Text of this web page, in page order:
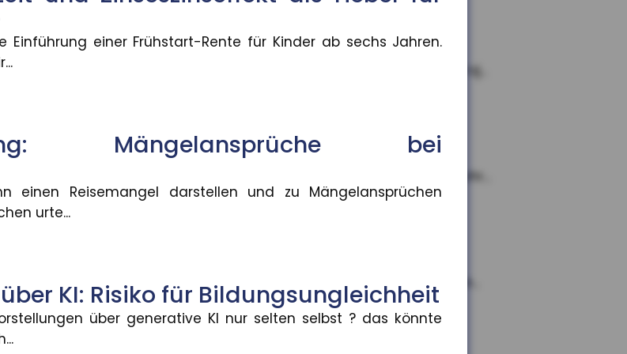
Einführung einer Frühstart-Rente für Kinder ab sechs Jahren.
Mängelansprüche bei
einen Reisemangel darstellen und zu Mängelansprüchen
urte...
KI: Risiko für Bildungsungleichheit
über generative KI nur selten selbst ? das könnte
Home
Daten aus ihrem Smart Home sie teilen. Im Rahmen des Proj...
Demnach sollen für jedes Kind vom sechsten bis zum 18. Lebensjahr...
wenig über die Rentenhöhe aus
verteile sich von kleinen Renten bis hin zu sehr hohen Rente...